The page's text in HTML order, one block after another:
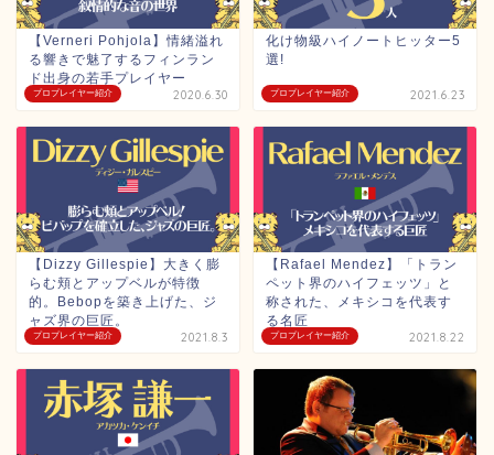
プロプレイヤー紹介
【Verneri Pohjola】情緒溢れ
る響きで魅了するフィンラン
ド出身の若手プレイヤー
2020.6.30 プロプレイヤー紹介
化け物級ハイノートヒッター5
選!
2021.6.23
プロプレイヤー紹介
【Dizzy Gillespie】大きく膨
らむ頬とアップベルが特徴
的。Bebopを築き上げた、ジ
ャズ界の巨匠。
2021.8.3 プロプレイヤー紹介
【Rafael Mendez】「トラン
ペット界のハイフェッツ」と
称された、メキシコを代表す
る名匠
2021.8.22